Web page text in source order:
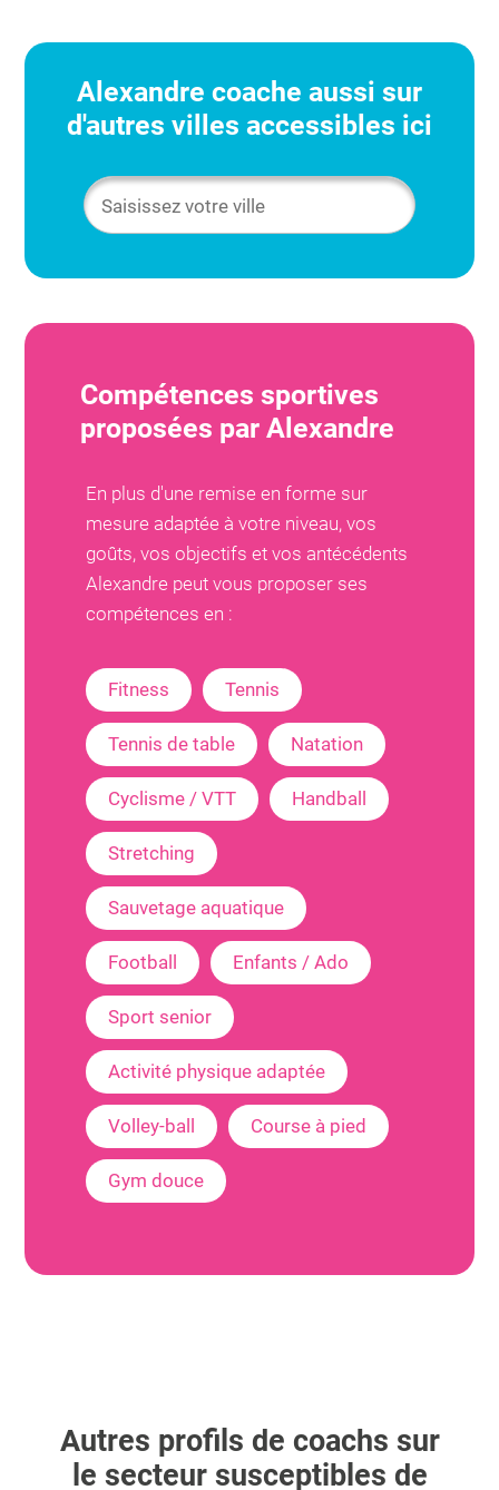
Alexandre coache aussi sur
d'autres villes accessibles ici
Compétences sportives
proposées parAlexandre
En plus d'une remise en forme sur
mesure adaptée à votre niveau, vos
goûts, vos objectifs et vos antécédents
Alexandre peut vous proposer ses
compétences en :
Fitness Tennis
Tennis de table Natation
Cyclisme / VTT Handball
Stretching
Sauvetage aquatique
Football Enfants / Ado
Sport senior
Activité physique adaptée
Volley-ball Course à pied
Gym douce
Autres profils de coachs sur
le secteur susceptibles de